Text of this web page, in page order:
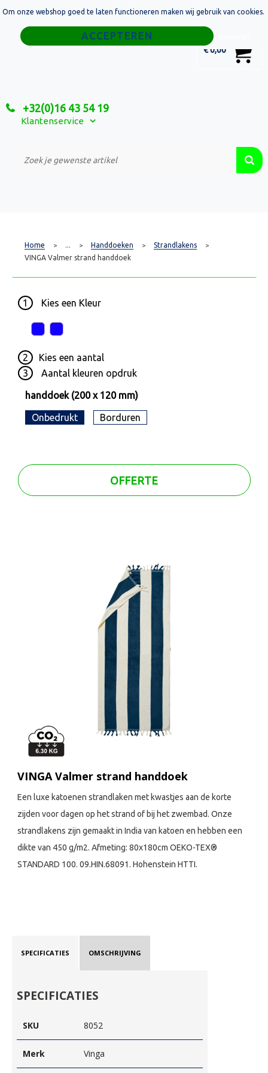
€ 0,00
+32(0)16 43 54 19
Klantenservice
Home
Relatiegeschenken
Custom Made Projecten
Home > ... > Handdoeken > Strandlakens >
VINGA Valmer strand handdoek
1 Kies een Kleur
2 Kies een aantal
3
Aantal kleuren opdruk
handdoek (200 x 120 mm)
Onbedrukt Borduren
OFFERTE
VINGA Valmer strand handdoek
Een luxe katoenen strandlaken met kwastjes aan de korte
zijden voor dagen op het strand of bij het zwembad. Onze
strandlakens zijn gemaakt in India van katoen en hebben een
dikte van 450 g/m2. Afmeting: 80x180cm OEKO-TEX®
STANDARD 100. 09.HIN.68091. Hohenstein HTTI.
SPECIFICATIES OMSCHRIJVING
SPECIFICATIES
SKU 8052
Merk Vinga
Om onze webshop goed te laten functioneren maken wij gebruik van cookies.